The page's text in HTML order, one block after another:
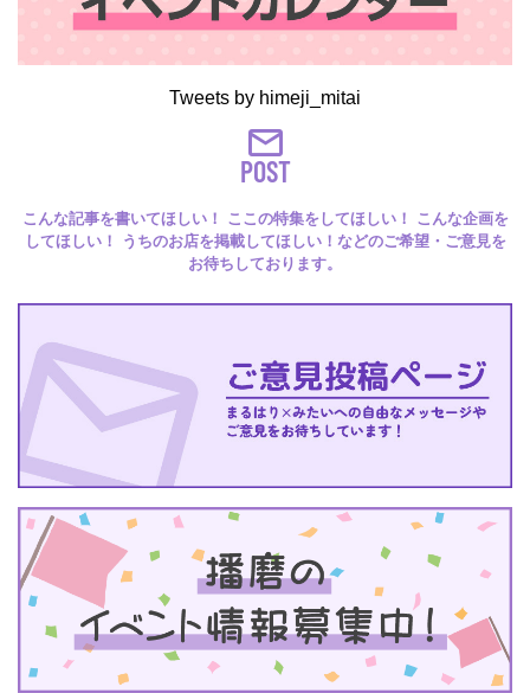
Tweets by himeji_mitai
POST
こんな記事を書いてほしい！ ここの特集をしてほしい！ こんな企画を
してほしい！ うちのお店を掲載してほしい！などのご希望・ご意見を
お待ちしております。